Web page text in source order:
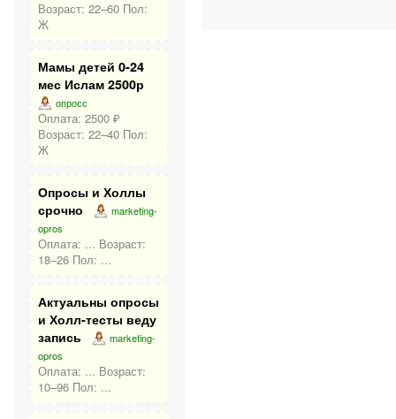
Возраст: 22–60 Пол:
Ж
Мамы детей 0-24
мес Ислам 2500р
опросс
Оплата: 2500 ₽
Возраст: 22–40 Пол:
Ж
Опросы и Холлы
срочно
marketing-
opros
Оплата: ... Возраст:
18–26 Пол: ...
Актуальны опросы
и Холл-тесты веду
запись
marketing-
opros
Оплата: ... Возраст:
10–96 Пол: ...